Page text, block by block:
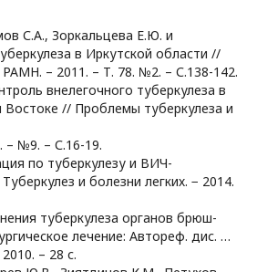
С.А., Зоркальцева Е.Ю. и
в Иркутской области //
– 2011. – Т. 78. №2. – С.138-142.
внелегочного туберкулеза в
// Проблемы туберкулеза и
– №9. – С.16-19.
по туберкулезу и ВИЧ-
и болезни легких. − 2014.
туберкулеза органов брюш-
лечение: Автореф. дис. …
– 28 с.